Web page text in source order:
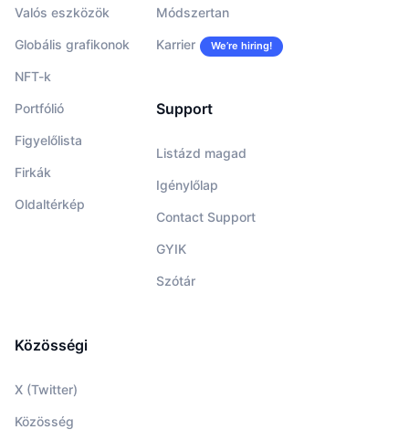
Valós eszközök
Globális grafikonok
NFT-k
Portfólió
Figyelőlista
Firkák
Oldaltérkép
Módszertan
Karrier We’re hiring!
Support
Listázd magad
Igénylőlap
Contact Support
GYIK
Szótár
Közösségi
X (Twitter)
Közösség